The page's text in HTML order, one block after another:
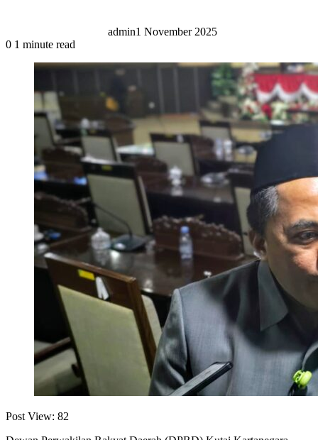
admin1 November 2025
0 1 minute read
Post View: 82